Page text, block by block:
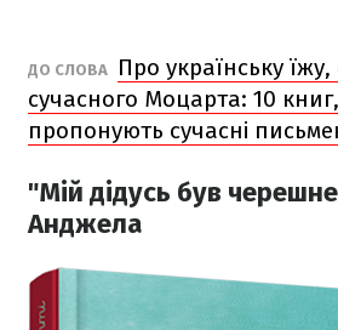
ДО СЛОВА
Про українську
сучасного Моцарта: 10 книг,
пропонують сучасні
"Мій дідусь був
Анджела